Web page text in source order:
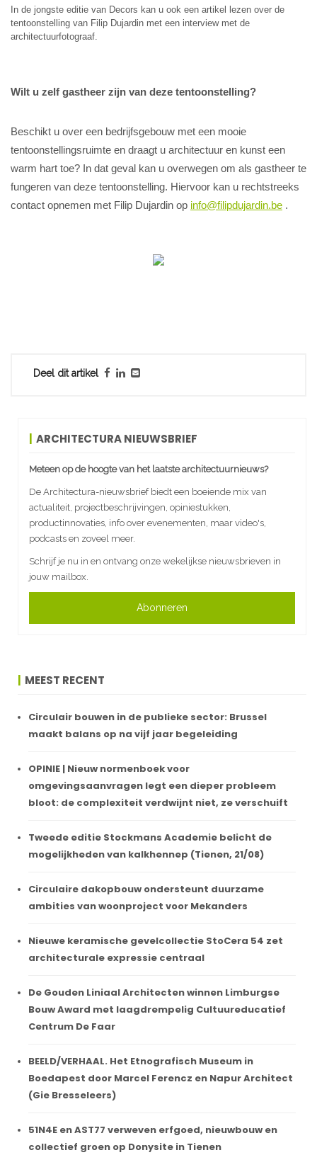
In de jongste editie van Decors kan u ook een artikel lezen over de
tentoonstelling van Filip Dujardin met een interview met de
architectuurfotograaf.
Wilt u zelf gastheer zijn van deze tentoonstelling?
Beschikt u over een bedrijfsgebouw met een mooie
tentoonstellingsruimte en draagt u architectuur en kunst een
warm hart toe? In dat geval kan u overwegen om als gastheer te
fungeren van deze tentoonstelling. Hiervoor kan u rechtstreeks
contact opnemen met Filip Dujardin op info@filipdujardin.be .
Deel dit artikel
ARCHITECTURA NIEUWSBRIEF
Meteen op de hoogte van het laatste architectuurnieuws?
De Architectura-nieuwsbrief biedt een boeiende mix van
actualiteit, projectbeschrijvingen, opiniestukken,
productinnovaties, info over evenementen, maar video's,
podcasts en zoveel meer.
Schrijf je nu in en ontvang onze wekelijkse nieuwsbrieven in
jouw mailbox.
Abonneren
MEEST RECENT
Circulair bouwen in de publieke sector: Brussel
maakt balans op na vijf jaar begeleiding
OPINIE | Nieuw normenboek voor
omgevingsaanvragen legt een dieper probleem
bloot: de complexiteit verdwijnt niet, ze verschuift
Tweede editie Stockmans Academie belicht de
mogelijkheden van kalkhennep (Tienen, 21/08)
Circulaire dakopbouw ondersteunt duurzame
ambities van woonproject voor Mekanders
Nieuwe keramische gevelcollectie StoCera 54 zet
architecturale expressie centraal
De Gouden Liniaal Architecten winnen Limburgse
Bouw Award met laagdrempelig Cultuureducatief
Centrum De Faar
BEELD/VERHAAL. Het Etnografisch Museum in
Boedapest door Marcel Ferencz en Napur Architect
(Gie Bresseleers)
51N4E en AST77 verweven erfgoed, nieuwbouw en
collectief groen op Donysite in Tienen